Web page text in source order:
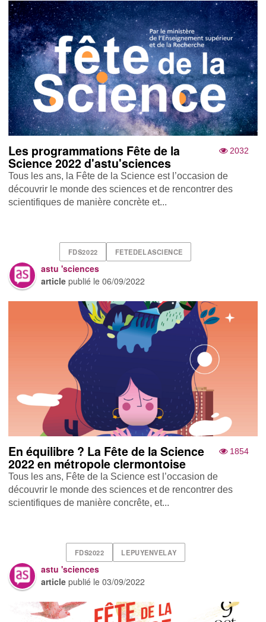
2032
Les programmations Fête de la
Science 2022 d'astu'sciences
Tous les ans, la Fête de la Science est l’occasion de
découvrir le monde des sciences et de rencontrer des
scientifiques de manière concrète et...
FDS2022 FETEDELASCIENCE
astu 'sciences
article publié le06/09/2022
1854
En équilibre ? La Fête de la Science
2022 en métropole clermontoise
Tous les ans, Fête de la Science est l’occasion de
découvrir le monde des sciences et de rencontrer des
scientifiques de manière concrête, et...
FDS2022 LEPUYENVELAY
astu 'sciences
article publié le03/09/2022